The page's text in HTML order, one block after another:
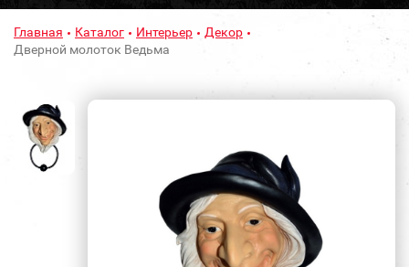
Главная Каталог Интерьер
Декор
Дверной молоток Ведьма